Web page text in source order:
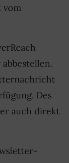
vom
Des
auch direkt